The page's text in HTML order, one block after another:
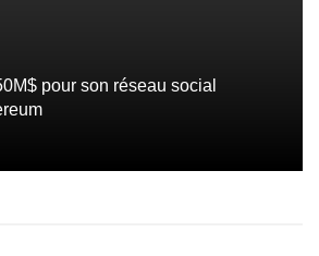
pour son réseau social